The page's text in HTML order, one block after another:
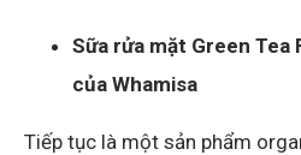
Sữa rửa mặt Green Tea
của Whamisa
Tiếp tục là một sản phẩm